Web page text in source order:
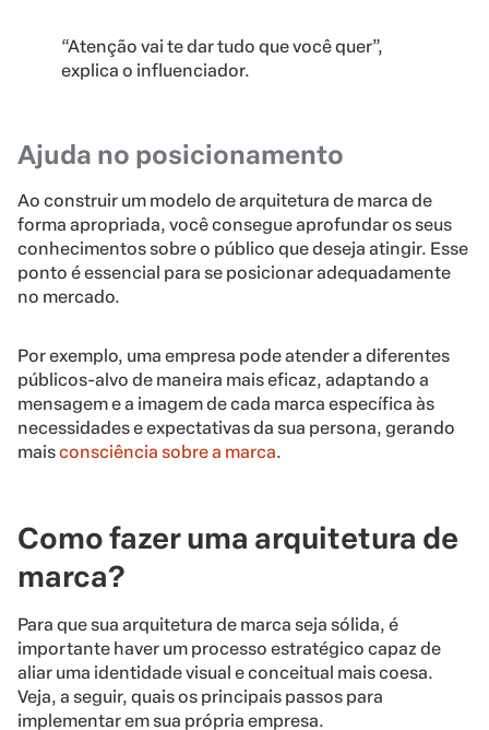
“Atenção vai te dar tudo que você quer”,
explica o influenciador.
Ajuda no posicionamento
Ao construir um modelo de arquitetura de marca de
forma apropriada, você consegue aprofundar os seus
conhecimentos sobre o público que deseja atingir. Esse
ponto é essencial para se posicionar adequadamente
no mercado.
Por exemplo, uma empresa pode atender a diferentes
públicos-alvo de maneira mais eficaz, adaptando a
mensagem e a imagem de cada marca específica às
necessidades e expectativas da sua persona, gerando
maisconsciência sobre a marca.
Como fazer uma arquitetura de
marca?
Para que sua arquitetura de marca seja sólida, é
importante haver um processo estratégico capaz de
aliar uma identidade visual e conceitual mais coesa.
Veja, a seguir, quais os principais passos para
implementar em sua própria empresa.